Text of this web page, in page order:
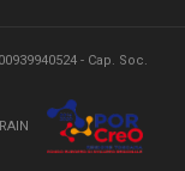
- Cap. Soc.